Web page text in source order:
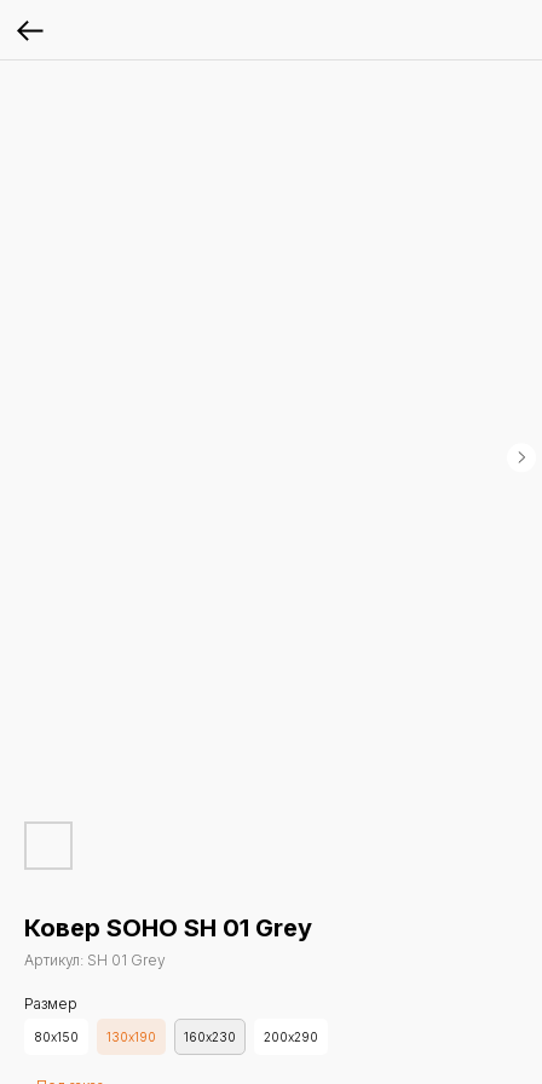
Ковер SOHO SH 01 Grey
Артикул: SH 01 Grey
Размер
80х150 130х190 160х230 200х290